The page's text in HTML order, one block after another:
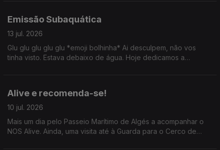
Emissão Subaquática
13 jul. 2026
Glu glu glu glu glu *emoji bolhinha* Ai desculpem, não vos
tinha visto. Estava debaixo de água. Hoje dedicamos a
Alive e recomenda-se!
10 jul. 2026
Mais um dia pelo Passeio Marítimo de Algés a acompanhar o
NOS Alive. Ainda, uma visita até à Guarda para o Cerco de